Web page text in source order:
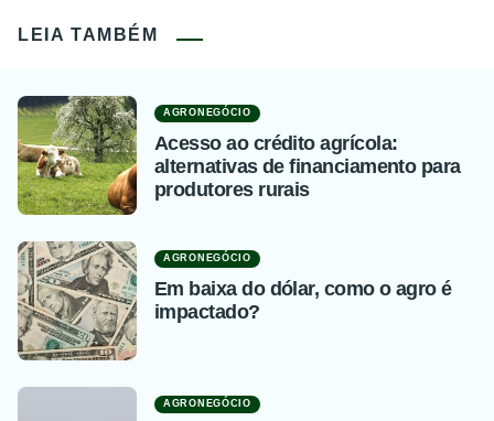
LEIA TAMBÉM
AGRONEGÓCIO
Acesso ao crédito agrícola:
alternativas de financiamento para
produtores rurais
AGRONEGÓCIO
Em baixa do dólar, como o agro é
impactado?
AGRONEGÓCIO